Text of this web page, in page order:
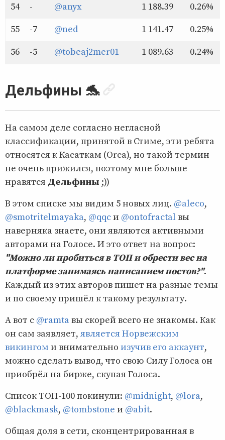
54
- @anyx 1 188.39 0.26%
55
-7 @ned 1 141.47 0.25%
56
-5 @tobeaj2mer01 1 089.63 0.24%
Дельфины 🐬
На самом деле согласно негласной
классификации, принятой в Стиме, эти ребята
относятся к Касаткам (Orca), но такой термин
не очень прижился, поэтому мне больше
нравятся Дельфины ;))
В этом списке мы видим 5 новых лиц. @aleco,
@smotritelmayaka, @qqcи @ontofractal вы
наверняка знаете, они являются активными
авторами на Голосе. И это ответ на вопрос:
"Можно ли пробиться в ТОП и обрести вес на
платформе занимаясь написанием постов?".
Каждый из этих авторов пишет на разные темы
и по своему пришёл к такому результату.
А вот с @ramtaвы скорей всего не знакомы. Как
он сам заявляет, является Норвежским
викингом и внимательно изучив его аккаунт,
можно сделать вывод, что свою Силу Голоса он
приобрёл на бирже, скупая Голоса.
Список ТОП-100 покинули: @midnight, @lora,
@blackmask, @tombstone и @abit.
Общая доля в сети, сконцентрированная в